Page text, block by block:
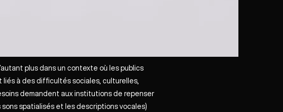
plus dans un contexte où les publics
liés à des difficultés sociales, culturelles,
demandent aux institutions de repenser
spatialisés et les descriptions vocales)